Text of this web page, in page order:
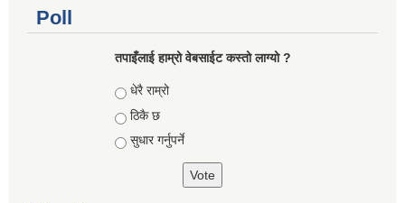
Poll
तपाइँलाई हाम्रो वेबसाईट कस्तो लाग्यो ?
Choices
धेरै राम्रो
ठिकै छ
सुधार गर्नुपर्ने